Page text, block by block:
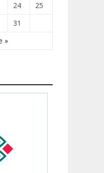
»
24
25
31